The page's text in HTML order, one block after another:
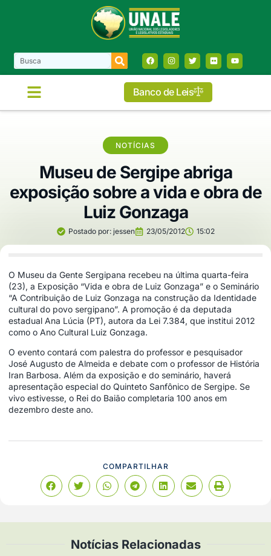
Banco de Leis
NOTÍCIAS
Museu de Sergipe abriga
exposição sobre a vida e obra de
Luiz Gonzaga
Postado por:jessen 23/05/2012 15:02
O Museu da Gente Sergipana recebeu na última quarta-feira
(23), a Exposição “Vida e obra de Luiz Gonzaga” e o Seminário
“A Contribuição de Luiz Gonzaga na construção da Identidade
cultural do povo sergipano”. A promoção é da deputada
estadual Ana Lúcia (PT), autora da Lei 7.384, que institui 2012
como o Ano Cultural Luiz Gonzaga.
O evento contará com palestra do professor e pesquisador
José Augusto de Almeida e debate com o professor de História
Iran Barbosa. Além da exposição e do seminário, haverá
apresentação especial do Quinteto Sanfônico de Sergipe. Se
vivo estivesse, o Rei do Baião completaria 100 anos em
dezembro deste ano.
COMPARTILHAR
Notícias Relacionadas